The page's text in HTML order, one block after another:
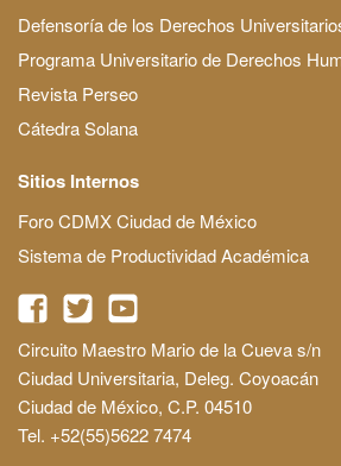
Defensoría de los Derechos
Programa Universitario de Derechos
Revista Perseo
Cátedra Solana
Sitios Internos
Foro CDMX Ciudad de México
Sistema de Productividad Académica
Circuito Maestro Mario de la Cueva s/n
Ciudad Universitaria, Deleg. Coyoacán
Ciudad de México, C.P. 04510
Tel. +52(55)5622 7474